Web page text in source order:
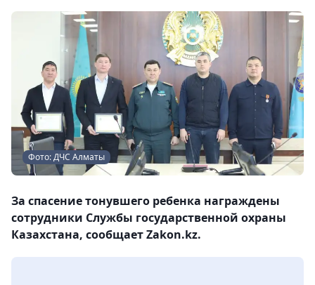
Фото: ДЧС Алматы
За спасение тонувшего ребенка награждены
сотрудники Службы государственной охраны
Казахстана, сообщает Zakon.kz.